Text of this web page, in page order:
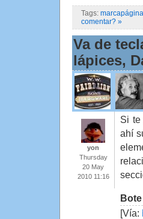
Tags:
comentar? »
Va de
lápices,
yon
Thursday
20 May
2010 11:16
Si te
ahí
[Vía: